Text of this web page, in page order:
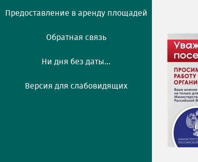
Предоставление в аренду площадей
Обратная связь
Ни дня без даты...
Версия для слабовидящих